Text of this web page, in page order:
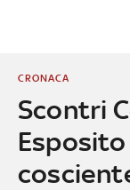
Scontri
CRONACA